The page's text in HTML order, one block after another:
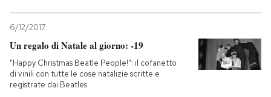
6/12/2017
Un regalo di Natale al giorno: -19
"Happy Christmas Beatle People!": il cofanetto
di vinili con tutte le cose natalizie scritte e
registrate dai Beatles